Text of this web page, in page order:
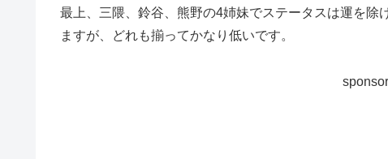
最上、三隈、鈴谷、熊野の4姉妹でステータスは運を除
ますが、どれも揃ってかなり低いです。